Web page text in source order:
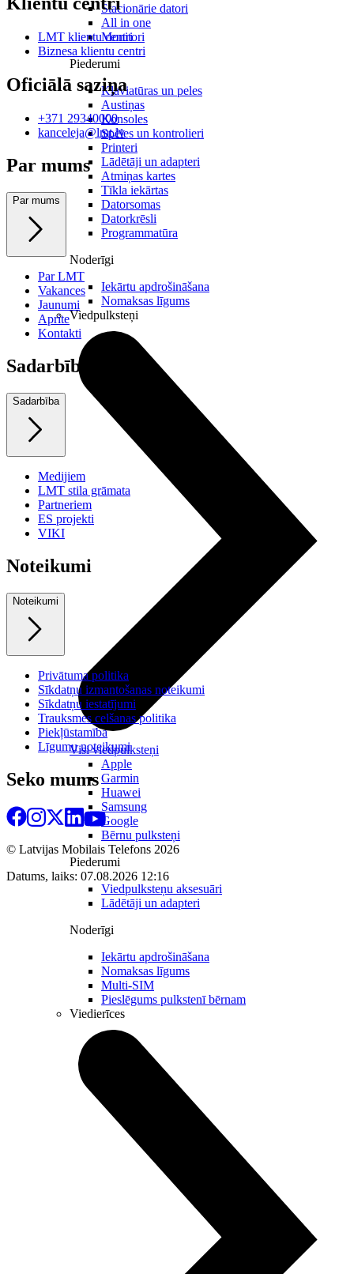
Stacionārie datori
All in one
Monitori
Piederumi
Klaviatūras un peles
Austiņas
Konsoles
Spēles un kontrolieri
Printeri
Lādētāji un adapteri
Atmiņas kartes
Tīkla iekārtas
Datorsomas
Datorkrēsli
Programmatūra
Noderīgi
Iekārtu apdrošināšana
Nomaksas līgums
Viedpulksteņi
Visi viedpulksteņi
Apple
Garmin
Huawei
Samsung
Google
Bērnu pulksteņi
Piederumi
Viedpulksteņu aksesuāri
Lādētāji un adapteri
Noderīgi
Iekārtu apdrošināšana
Nomaksas līgums
Multi-SIM
Pieslēgums pulkstenī bērnam
Viedierīces
LMT klientu centri
Biznesa klientu centri
Oficiālā saziņa
+371 29340000
kanceleja@lmt.lv
Par mums
Par mums
Par LMT
Vakances
Jaunumi
Aprite
Kontakti
Sadarbība
Sadarbība
Medijiem
LMT stila grāmata
Partneriem
ES projekti
VIKI
Noteikumi
Noteikumi
Privātuma politika
Sīkdatņu izmantošanas noteikumi
Sīkdatņu iestatījumi
Trauksmes celšanas politika
Piekļūstamība
Līgumu noteikumi
Seko mums
© Latvijas Mobilais Telefons 2026
Datums, laiks: 07.08.2026 12:16